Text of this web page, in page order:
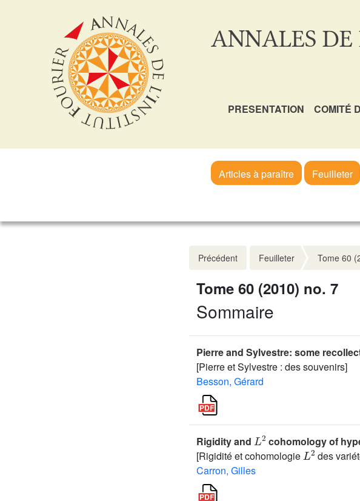
ANNALES DE
PRESENTATION COMITÉ
Articles à paraître
Feuilleter
Précédent Feuilleter Tome 60
Tome 60 (2010) no. 7
Sommaire
Pierre and Sylvestre: some
[Pierre et Sylvestre : des souvenirs]
Besson, Gérard
Rigidity and
2
cohomology of
[Rigidité et cohomologie
L2
des
Carron, Gilles